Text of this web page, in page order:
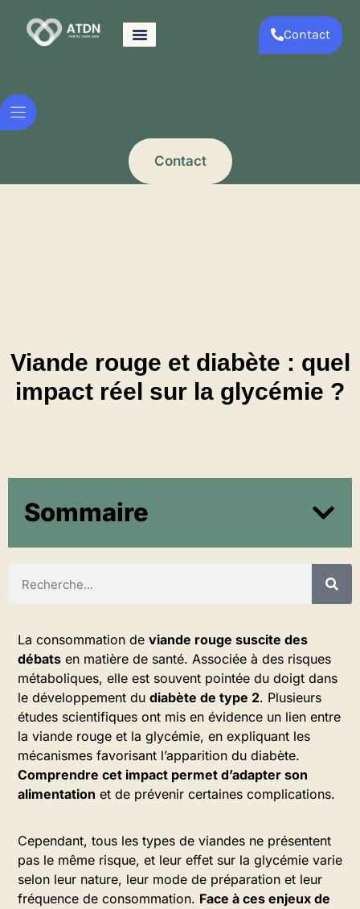
Contact
Contact
Viande rouge et diabète : quel
impact réel sur la glycémie ?
Sommaire
La consommation de viande rouge suscite des
débats en matière de santé. Associée à des risques
métaboliques, elle est souvent pointée du doigt dans
le développement du diabète de type 2. Plusieurs
études scientifiques ont mis en évidence un lien entre
la viande rouge et la glycémie, en expliquant les
mécanismes favorisant l’apparition du diabète.
Comprendre cet impact permet d’adapter son
alimentation et de prévenir certaines complications.
Cependant, tous les types de viandes ne présentent
pas le même risque, et leur effet sur la glycémie varie
selon leur nature, leur mode de préparation et leur
fréquence de consommation. Face à ces enjeux de